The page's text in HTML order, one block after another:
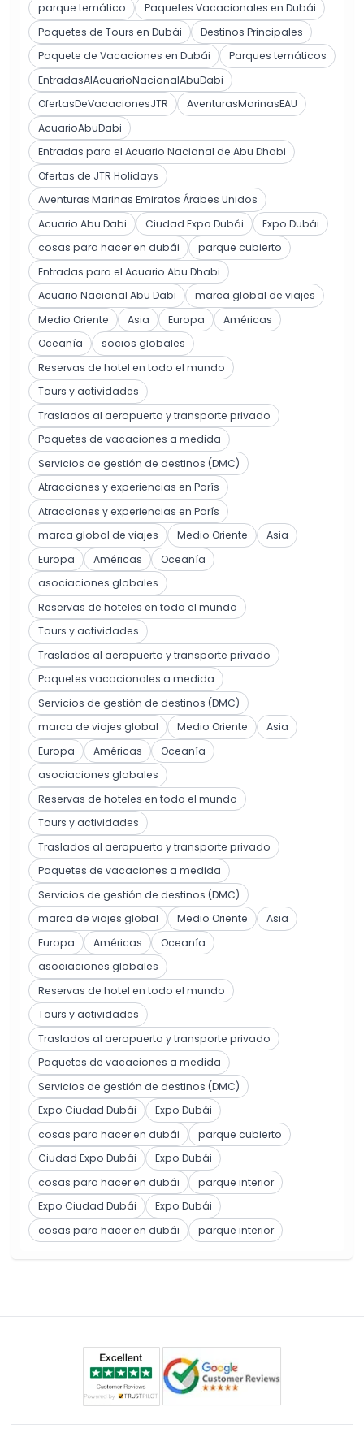
parque temático
Paquetes Vacacionales en Dubái
Paquetes de Tours en Dubái
Destinos Principales
Paquete de Vacaciones en Dubái
Parques temáticos
EntradasAlAcuarioNacionalAbuDabi
OfertasDeVacacionesJTR
AventurasMarinasEAU
AcuarioAbuDabi
Entradas para el Acuario Nacional de Abu Dhabi
Ofertas de JTR Holidays
Aventuras Marinas Emiratos Árabes Unidos
Acuario Abu Dabi
Ciudad Expo Dubái
Expo Dubái
cosas para hacer en dubái
parque cubierto
Entradas para el Acuario Abu Dhabi
Acuario Nacional Abu Dabi
marca global de viajes
Medio Oriente
Asia Europa
Américas
Oceanía
socios globales
Reservas de hotel en todo el mundo
Tours y actividades
Traslados al aeropuerto y transporte privado
Paquetes de vacaciones a medida
Servicios de gestión de destinos (DMC)
Atracciones y experiencias en París
Atracciones y experiencias en París
marca global de viajes
Medio Oriente
Asia
Europa
Américas
Oceanía
asociaciones globales
Reservas de hoteles en todo el mundo
Tours y actividades
Traslados al aeropuerto y transporte privado
Paquetes vacacionales a medida
Servicios de gestión de destinos (DMC)
marca de viajes global
Medio Oriente
Asia
Europa
Américas
Oceanía
asociaciones globales
Reservas de hoteles en todo el mundo
Tours y actividades
Traslados al aeropuerto y transporte privado
Paquetes de vacaciones a medida
Servicios de gestión de destinos (DMC)
marca de viajes global
Medio Oriente
Asia
Europa
Américas
Oceanía
asociaciones globales
Reservas de hotel en todo el mundo
Tours y actividades
Traslados al aeropuerto y transporte privado
Paquetes de vacaciones a medida
Servicios de gestión de destinos (DMC)
Expo Ciudad Dubái
Expo Dubái
cosas para hacer en dubái
parque cubierto
Ciudad Expo Dubái
Expo Dubái
cosas para hacer en dubái
parque interior
Expo Ciudad Dubái
Expo Dubái
cosas para hacer en dubái
parque interior